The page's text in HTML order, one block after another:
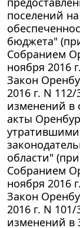
поселений
бюджета"
Собранием
ноября 2016
Закон
2016 г. N
изменений в
акты
области"
Собранием
ноября 2016
Закон
2016 г. N
изменений в